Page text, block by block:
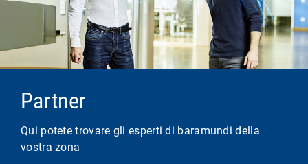
Partner
Qui potete trovare gli esperti di baramundi della
vostra zona